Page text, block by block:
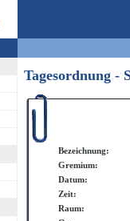
Tagesordnung -
Bezeichnung:
Gremium:
Datum:
Zeit:
Raum: